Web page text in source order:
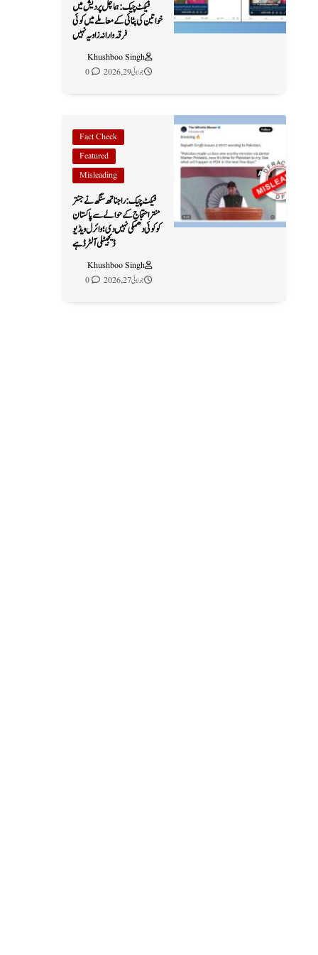
فیکٹ چیک: ہماچل پردیش میں
خواتین کی پٹائی کے معاملے میں کوئی
فرقہ وارانہ زاویہ نہیں
Khushboo Singh
جولائی 29, 2026
0
Fact Check
Featured
Misleading
فیکٹ چیک: راجناتھ سنگھ نے جنتر
منتر احتجاج کے حوالے سے پاکستان
کو کوئی دھمکی نہیں دی؛ وائرل ویڈیو
ڈیجیٹلی آلٹرڈ ہے
Khushboo Singh
جولائی 27, 2026
0